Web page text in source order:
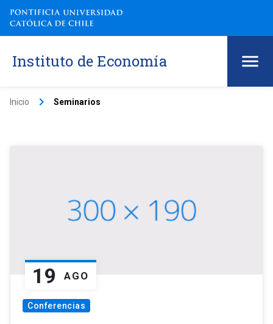
Instituto de Economía
Inicio keyboard_arrow_right Seminarios
19 AGO
Conferencias